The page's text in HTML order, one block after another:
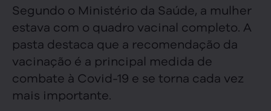
Segundo o Ministério da Saúde, a mulher
estava com o quadro vacinal completo. A
pasta destaca que a recomendação da
vacinação é a principal medida de
combate à Covid-19 e se torna cada vez
mais importante.